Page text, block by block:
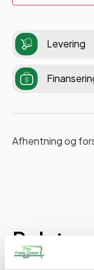
Levering
Afhentning og